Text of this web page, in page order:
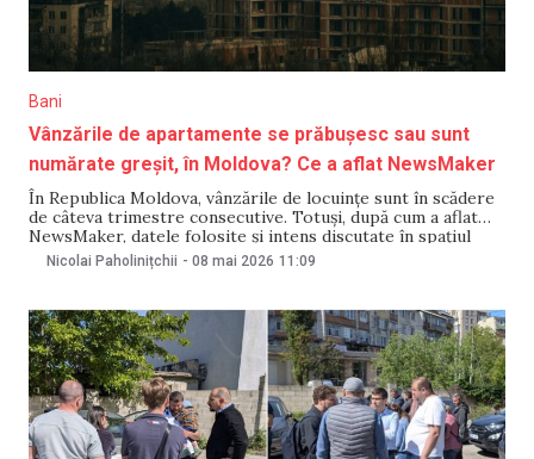
Bani
Vânzările de apartamente se prăbușesc sau sunt
numărate greșit, în Moldova? Ce a aflat NewsMaker
În Republica Moldova, vânzările de locuințe sunt în scădere
de câteva trimestre consecutive. Totuși, după cum a aflat
NewsMaker, datele folosite și intens discutate în spațiul
public despre numărul apartamentelor vândute nu sunt în
totalitate exacte – chiar dacă reflectă tendința generală de
Nicolai Paholinițchii - 08 mai 2026 11:09